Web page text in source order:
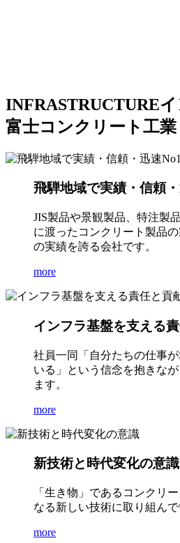
INFRASTRUCTURE
富士コンクリート工業
飛騨地域で実績・信頼
JIS製品や景観製品、特注製
に渡ったコンクリート製品
の実績を誇る会社です。
more
インフラ基盤を支える
社員一同「自分たちの仕事
いる」という信念を抱きな
ます。
more
新技術と時代変化の意識
「生き物」であるコンクリ
なる新しい技術に取り組んで
more